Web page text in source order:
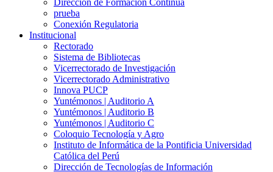
Dirección de Formación Continua
prueba
Conexión Regulatoria
Institucional
Rectorado
Sistema de Bibliotecas
Vicerrectorado de Investigación
Vicerrectorado Administrativo
Innova PUCP
Yuntémonos | Auditorio A
Yuntémonos | Auditorio B
Yuntémonos | Auditorio C
Coloquio Tecnología y Agro
Instituto de Informática de la Pontificia Universidad
Católica del Perú
Dirección de Tecnologías de Información